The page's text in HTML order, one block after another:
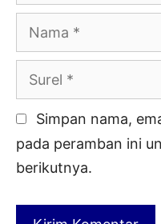
Nama
Surel
Simpan nama,
pada peramban ini
berikutnya.